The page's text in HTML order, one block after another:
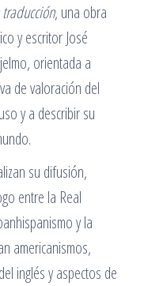
, una obra
y escritor José
orientada a
de valoración del
y a describir su
su difusión,
entre la Real
y la
americanismos,
inglés y aspectos de